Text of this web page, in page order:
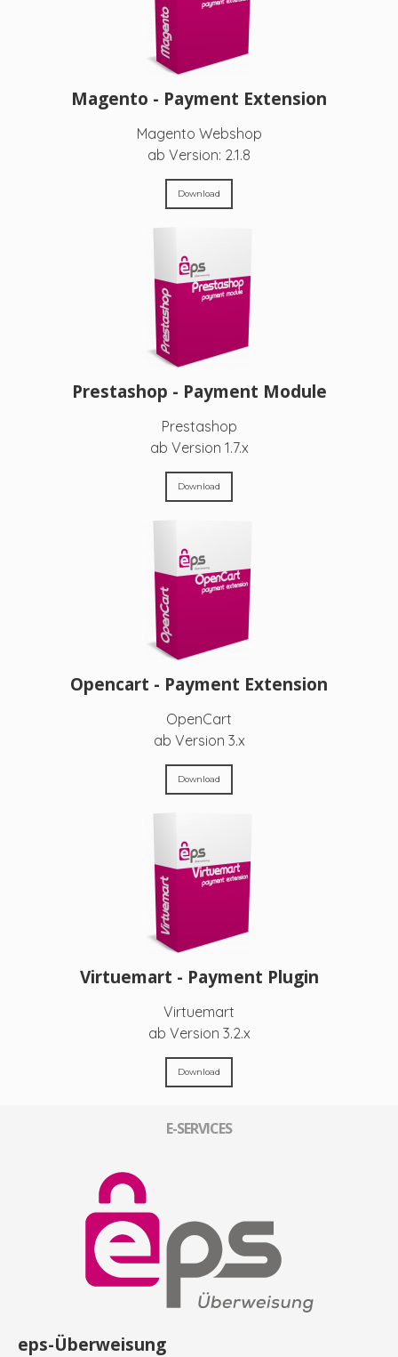
Magento - Payment Extension
Magento Webshop
ab Version: 2.1.8
Download
Prestashop - Payment Module
Prestashop
ab Version 1.7.x
Download
Opencart - Payment Extension
OpenCart
ab Version 3.x
Download
Virtuemart - Payment Plugin
Virtuemart
ab Version 3.2.x
Download
E-SERVICES
eps-Überweisung